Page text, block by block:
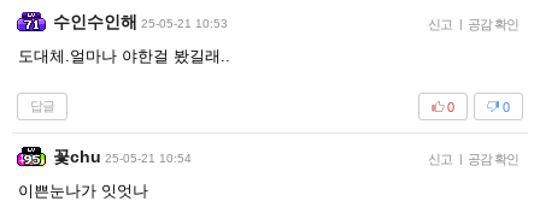
수인수인해 25-05-21 10:53 신고 | 공감 확인
도대체.얼마나 야한걸 봤길래..
답글 0
0
꽃chu 25-05-21 10:54 신고 | 공감 확인
이쁜눈나가 잇엇나